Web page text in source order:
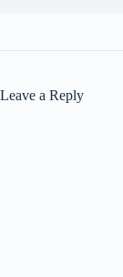
Leave a Reply